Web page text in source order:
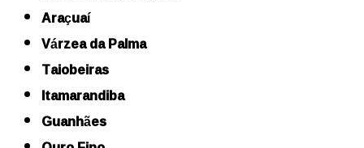
Araçuaí
Várzea da Palma
Taiobeiras
Itamarandiba
Guanhães